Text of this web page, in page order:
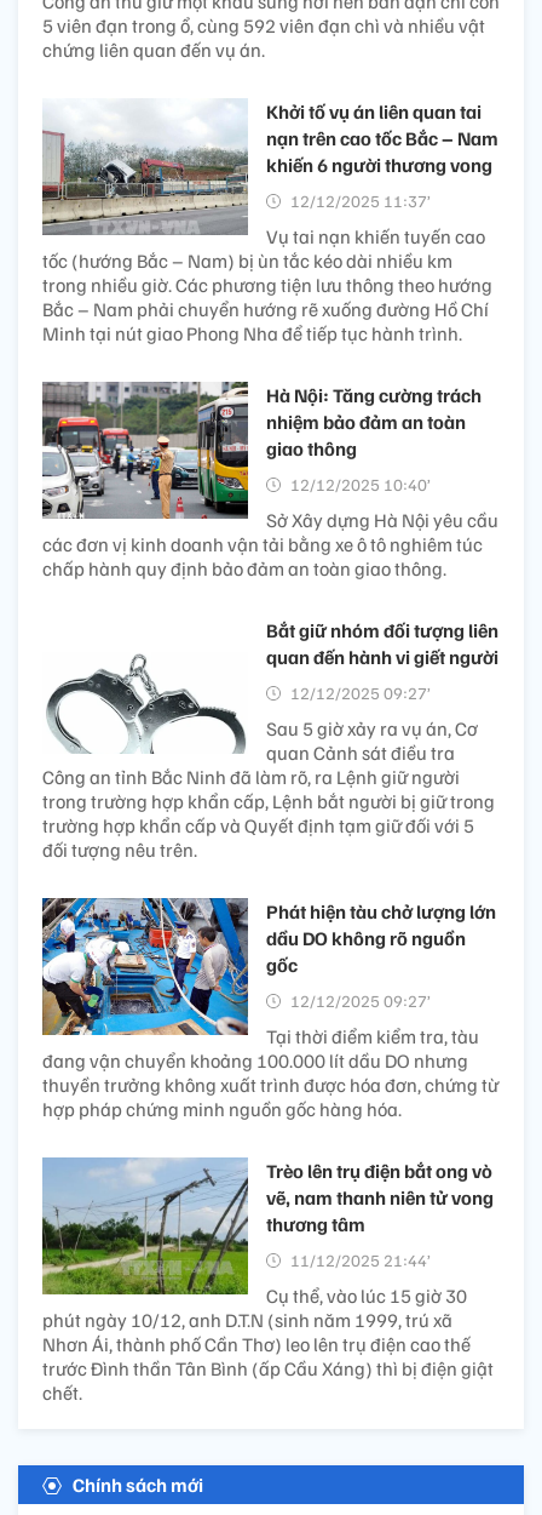
5 viên đạn trong ổ, cùng 592 viên đạn chì và nhiều vật
chứng liên quan đến vụ án.
Khởi tố vụ án liên quan tai
nạn trên cao tốc Bắc – Nam
khiến 6 người thương vong
12/12/2025 11:37’
Vụ tai nạn khiến tuyến cao
tốc (hướng Bắc – Nam) bị ùn tắc kéo dài nhiều km
trong nhiều giờ. Các phương tiện lưu thông theo hướng
Bắc – Nam phải chuyển hướng rẽ xuống đường Hồ Chí
Minh tại nút giao Phong Nha để tiếp tục hành trình.
Hà Nội: Tăng cường trách
nhiệm bảo đảm an toàn
giao thông
12/12/2025 10:40’
Sở Xây dựng Hà Nội yêu cầu
các đơn vị kinh doanh vận tải bằng xe ô tô nghiêm túc
chấp hành quy định bảo đảm an toàn giao thông.
Bắt giữ nhóm đối tượng liên
quan đến hành vi giết người
12/12/2025 09:27’
Sau 5 giờ xảy ra vụ án, Cơ
quan Cảnh sát điều tra
Công an tỉnh Bắc Ninh đã làm rõ, ra Lệnh giữ người
trong trường hợp khẩn cấp, Lệnh bắt người bị giữ trong
trường hợp khẩn cấp và Quyết định tạm giữ đối với 5
đối tượng nêu trên.
Phát hiện tàu chở lượng lớn
dầu DO không rõ nguồn
gốc
12/12/2025 09:27’
Tại thời điểm kiểm tra, tàu
đang vận chuyển khoảng 100.000 lít dầu DO nhưng
thuyền trưởng không xuất trình được hóa đơn, chứng từ
hợp pháp chứng minh nguồn gốc hàng hóa.
Trèo lên trụ điện bắt ong vò
vẽ, nam thanh niên tử vong
thương tâm
11/12/2025 21:44’
Cụ thể, vào lúc 15 giờ 30
phút ngày 10/12, anh D.T.N (sinh năm 1999, trú xã
Nhơn Ái, thành phố Cần Thơ) leo lên trụ điện cao thế
trước Đình thần Tân Bình (ấp Cầu Xáng) thì bị điện giật
chết.
Chính sách mới